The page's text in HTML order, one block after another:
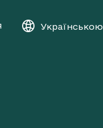
Українською